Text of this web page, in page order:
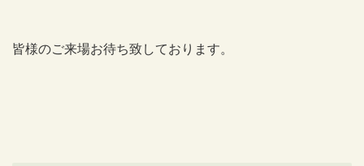
皆様のご来場お待ち致しております。